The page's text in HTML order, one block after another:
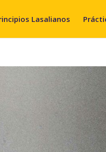
Lasalianos